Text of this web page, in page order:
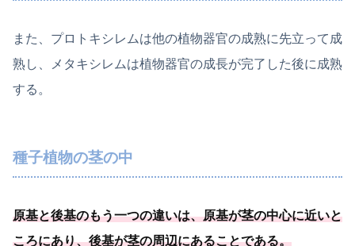
また、プロトキシレムは他の植物器官の成熟に先立って成
熟し、メタキシレムは植物器官の成長が完了した後に成熟
する。
種子植物の茎の中
原基と後基のもう一つの違いは、原基が茎の中心に近いと
ころにあり、後基が茎の周辺にあることである。